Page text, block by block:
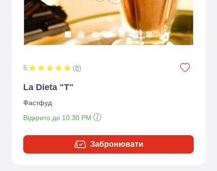
5 (8)
La Dieta "T"
Фастфуд
Відкрито до 10:30 PM
Забронювати